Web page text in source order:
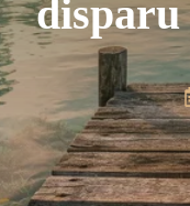
disparu